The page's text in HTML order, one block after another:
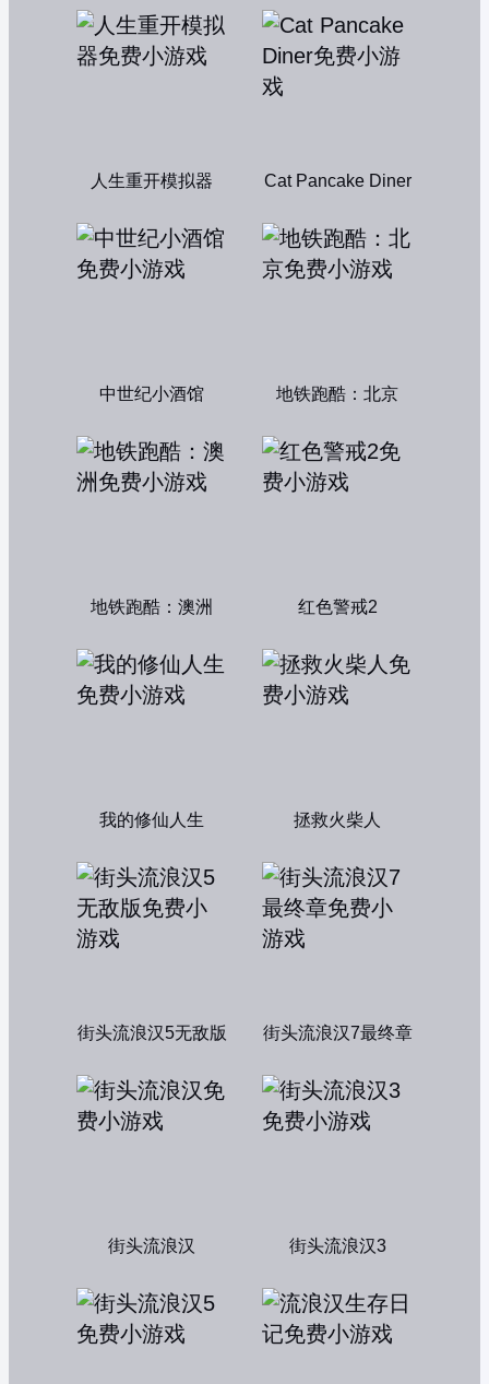
人生重开模拟器 Cat Pancake Diner
中世纪小酒馆 地铁跑酷：北京
地铁跑酷：澳洲 红色警戒2
我的修仙人生 拯救火柴人
街头流浪汉5无敌版 街头流浪汉7最终章
街头流浪汉 街头流浪汉3